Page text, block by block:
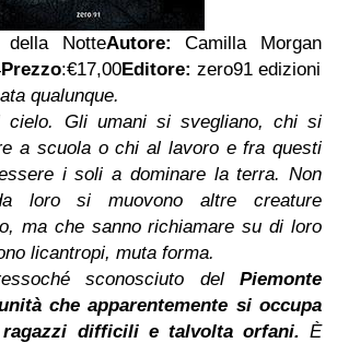
NotteAutore: Camilla Morgan
Prezzo:€17,00Editore: zero91 edizioni
qualunque.
Gli umani si svegliano, chi si
a scuola o chi al lavoro e fra questi
i soli a dominare la terra. Non
loro si muovono altre creature
ma che sanno richiamare su di loro
licantropi, muta forma.
sconosciuto del Piemonte
che apparentemente si occupa
difficili e talvolta orfani. È